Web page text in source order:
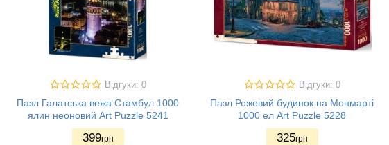
Відгуки: 0
Пазл Галатська вежа Стамбул 1000
ялин неоновий Art Puzzle 5241
399грн
Відгуки: 0
Пазл Рожевий будинок на Монмарті
1000 ел Art Puzzle 5228
325грн